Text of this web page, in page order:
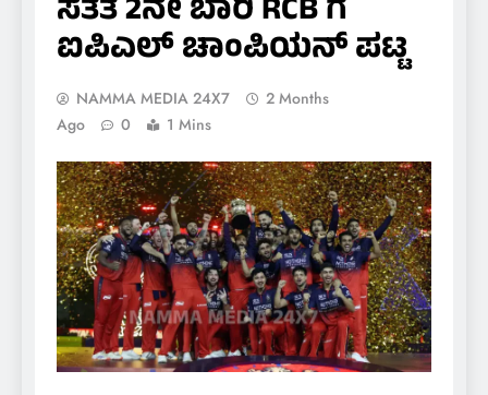
ಸತತ 2ನೇ ಬಾರಿ RCB ಗೆ
ಐಪಿಎಲ್ ಚಾಂಪಿಯನ್ ಪಟ್ಟ
NAMMA MEDIA 24X7
2 Months
Ago
0 1 Mins